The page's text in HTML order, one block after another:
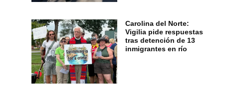
Carolina del Norte:
Vigilia pide respuestas
tras detención de 13
inmigrantes en río